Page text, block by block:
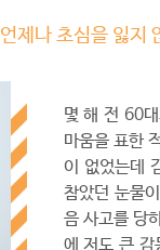
언제나 초심을 잃지
몇 해 전 60
마움을 표한
이 없었는데
참았던 눈물
음 사고를 당
에 저도 큰 감